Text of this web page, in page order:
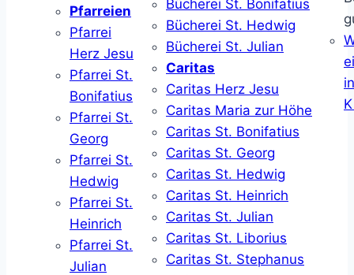
Pfarreien
Pfarrei
Herz Jesu
Pfarrei St.
Bonifatius
Pfarrei St.
Georg
Pfarrei St.
Hedwig
Pfarrei St.
Heinrich
Pfarrei St.
Julian
Bücherei St. Bonifatius
Bücherei St. Hedwig
Bücherei St. Julian
Caritas
Caritas Herz Jesu
Caritas Maria zur Höhe
Caritas St. Bonifatius
Caritas St. Georg
Caritas St. Hedwig
Caritas St. Heinrich
Caritas St. Julian
Caritas St. Liborius
Caritas St. Stephanus